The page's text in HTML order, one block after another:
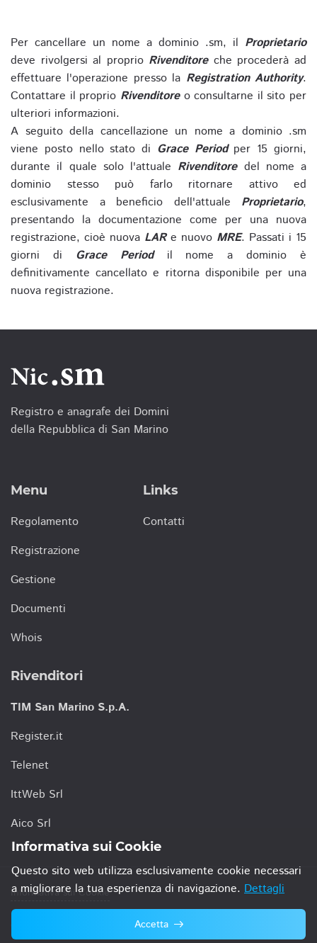
Per cancellare un nome a dominio .sm, il Proprietario
deve rivolgersi al proprio Rivenditoreche procederà ad
effettuare l'operazione presso la Registration Authority.
Contattare il proprio Rivenditoreo consultarne il sito per
ulteriori informazioni.
A seguito della cancellazione un nome a dominio .sm
viene posto nello stato di Grace Periodper 15 giorni,
durante il quale solo l'attuale Rivenditoredel nome a
dominio stesso può farlo ritornare attivo ed
esclusivamente a beneficio dell'attuale Proprietario,
presentando la documentazione come per una nuova
registrazione, cioè nuova LARe nuovo MRE. Passati i 15
giorni di Grace Periodil nome a dominio è
definitivamente cancellato e ritorna disponibile per una
nuova registrazione.
Registro e anagrafe dei Domini
della Repubblica di San Marino
Menu
Regolamento
Registrazione
Gestione
Documenti
Whois
Links
Contatti
Rivenditori
TIM San Marino S.p.A.
Register.it
Telenet
IttWeb Srl
Aico Srl
Informativa sui Cookie
© 2021 TIM San Marino S.p.A.
Informativa sui Cookie
Questo sito web utilizza esclusivamente cookie necessari
a migliorare la tua esperienza di navigazione. Dettagli
Accetta